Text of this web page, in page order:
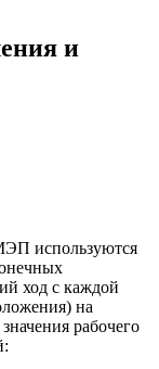
и
используются
ход с каждой
на
рабочего